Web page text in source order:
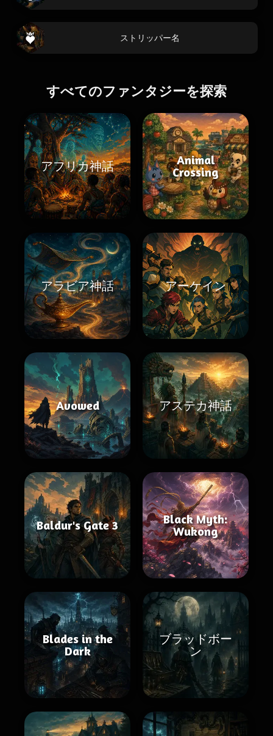
ストリッパー名
すべてのファンタジーを探索
アフリカ神話
Animal
Crossing
アラビア神話 アーケイン
Avowed アステカ神話
Baldur's Gate 3
Black Myth:
Wukong
Blades in the
Dark
ブラッドボー
ン